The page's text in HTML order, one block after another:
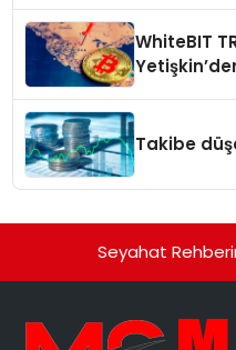
WhiteBIT
Takibe
Seyahat